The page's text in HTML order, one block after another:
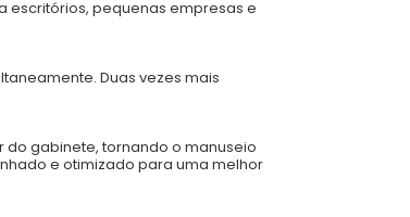
escritórios, pequenas empresas e
Duas vezes mais
do gabinete, tornando o manuseio
e otimizado para uma melhor